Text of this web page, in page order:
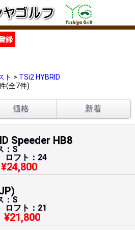
ト > TSi2 HYBRID
(全7件)
価格 新着
Speeder HB8
：S
フト：24
¥24,800
：S
フト：21
¥21,800